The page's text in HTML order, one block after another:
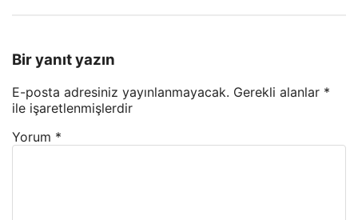
Bir yanıt yazın
E-posta adresiniz yayınlanmayacak. Gerekli alanlar *
ile işaretlenmişlerdir
Yorum *